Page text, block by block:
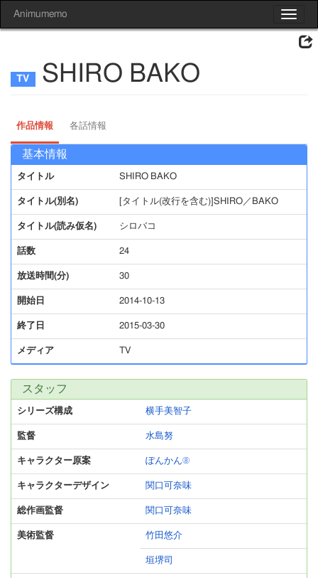
Toggle
Animumemo
SHIRO BAKO
作品情報 各話情報
基本情報
タイトル SHIRO BAKO
タイトル(別名) [タイトル(改行を含む)]SHIRO／BAKO
タイトル(読み仮名) シロバコ
話数 24
放送時間(分) 30
開始日 2014-10-13
終了日 2015-03-30
メディア TV
スタッフ
シリーズ構成 横手美智子
監督 水島努
キャラクター原案 ぽんかん⑧
キャラクターデザイン 関口可奈味
総作画監督 関口可奈味
美術監督 竹田悠介
垣堺司